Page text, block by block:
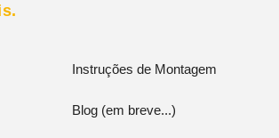
Instruções de Montagem
Blog (em breve...)